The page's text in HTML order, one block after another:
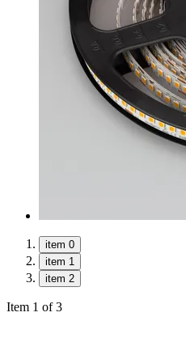
item 0
item 1
item 2
Item 1 of 3